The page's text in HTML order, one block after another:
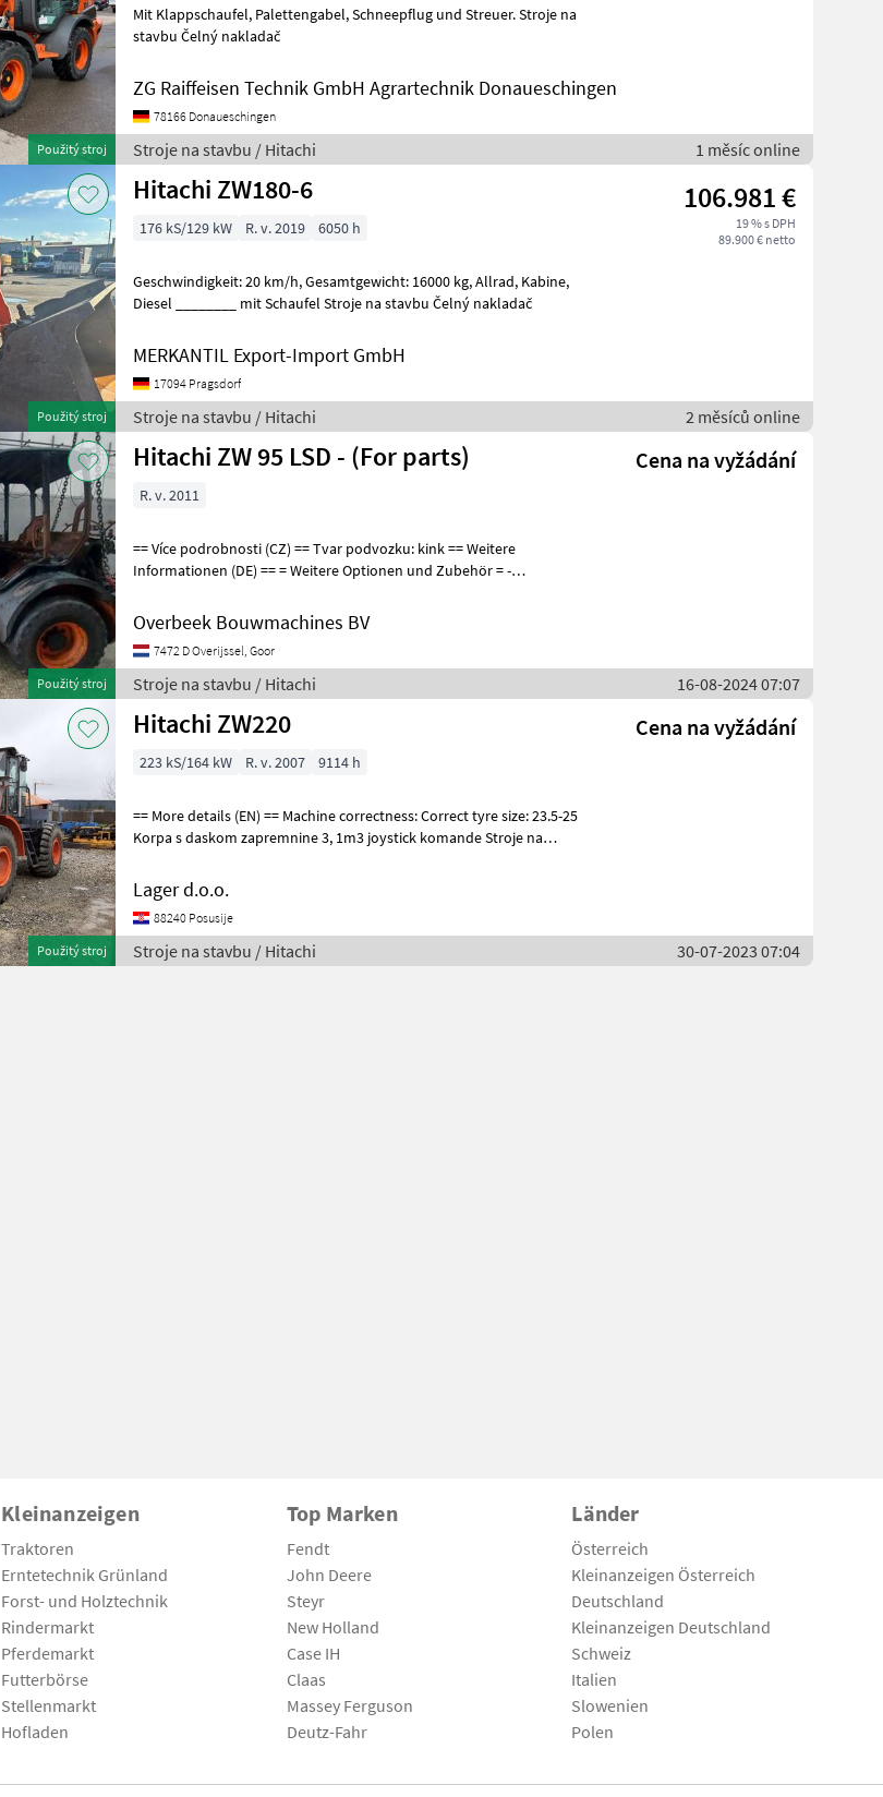
Použitý stroj
Mit Klappschaufel, Palettengabel, Schneepflug und Streuer. Stroje na
stavbu Čelný nakladač
ZG Raiffeisen Technik GmbH Agrartechnik Donaueschingen
78166 Donaueschingen
Stroje na stavbu / Hitachi 1 měsíc online
Použitý stroj
Hitachi ZW180-6 106.981 €
19 % s DPH
89.900 € netto
176 kS/129 kW R. v. 2019 6050 h
Geschwindigkeit: 20 km/h, Gesamtgewicht: 16000 kg, Allrad, Kabine,
Diesel ________ mit Schaufel Stroje na stavbu Čelný nakladač
MERKANTIL Export-Import GmbH
17094 Pragsdorf
Stroje na stavbu / Hitachi 2 měsíců online
Použitý stroj
Hitachi ZW 95 LSD - (For parts) Cena na vyžádání
R. v. 2011
== Více podrobnosti (CZ) == Tvar podvozku: kink == Weitere
Informationen (DE) == = Weitere Optionen und Zubehör = -
Overbeek Bouwmachines BV
7472 D Overijssel, Goor
Stroje na stavbu / Hitachi 16-08-2024 07:07
Použitý stroj
Hitachi ZW220 Cena na vyžádání
223 kS/164 kW R. v. 2007 9114 h
== More details (EN) == Machine correctness: Correct tyre size: 23.5-25
Korpa s daskom zapremnine 3, 1m3 joystick komande Stroje na
Lager d.o.o.
88240 Posusije
Stroje na stavbu / Hitachi 30-07-2023 07:04
Kleinanzeigen
Traktoren
Erntetechnik Grünland
Forst- und Holztechnik
Rindermarkt
Pferdemarkt
Futterbörse
Stellenmarkt
Hofladen
Top Marken
Fendt
John Deere
Steyr
New Holland
Case IH
Claas
Massey Ferguson
Deutz-Fahr
Länder
Österreich
Kleinanzeigen Österreich
Deutschland
Kleinanzeigen Deutschland
Schweiz
Italien
Slowenien
Polen